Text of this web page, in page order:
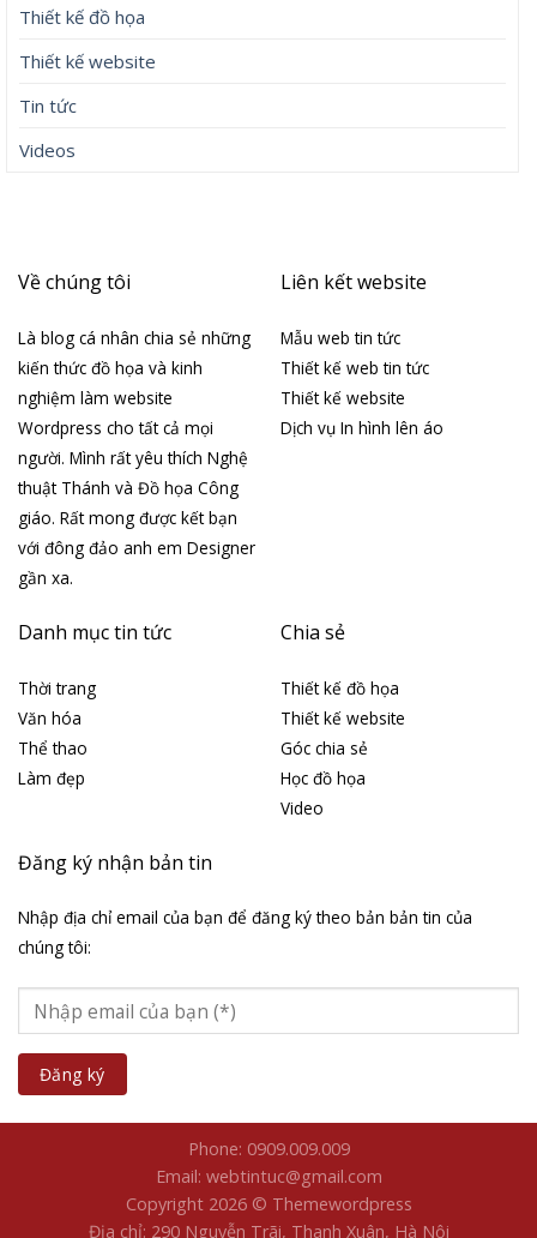
Thiết kế đồ họa
Thiết kế website
Tin tức
Videos
Về chúng tôi
Là blog cá nhân chia sẻ những
kiến thức đồ họa và kinh
nghiệm làm website
Wordpress cho tất cả mọi
người. Mình rất yêu thích Nghệ
thuật Thánh và Đồ họa Công
giáo. Rất mong được kết bạn
với đông đảo anh em Designer
gần xa.
Liên kết website
Mẫu web tin tức
Thiết kế web tin tức
Thiết kế website
Dịch vụ In hình lên áo
Danh mục tin tức
Thời trang
Văn hóa
Thể thao
Làm đẹp
Chia sẻ
Thiết kế đồ họa
Thiết kế website
Góc chia sẻ
Học đồ họa
Video
Đăng ký nhận bản tin
Nhập địa chỉ email của bạn để đăng ký theo bản bản tin của
chúng tôi:
Phone: 0909.009.009
Email: webtintuc@gmail.com
Copyright 2026 © Themewordpress
Địa chỉ: 290 Nguyễn Trãi, Thanh Xuân, Hà Nội